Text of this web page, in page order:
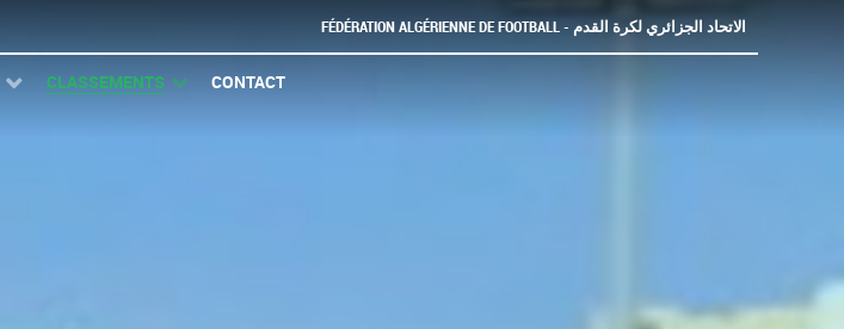
FÉDÉRATION ALGÉRIENNE DE FOOTBALL - الاتحاد الجزائري لكرة القدم
CLASSEMENTS CONTACT